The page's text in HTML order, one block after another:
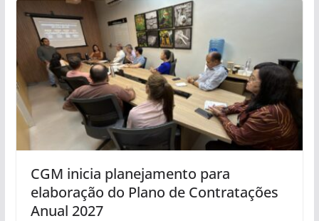
CGM inicia planejamento para
elaboração do Plano de Contratações
Anual 2027